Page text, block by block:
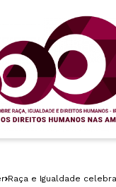
Raça e Igualdade